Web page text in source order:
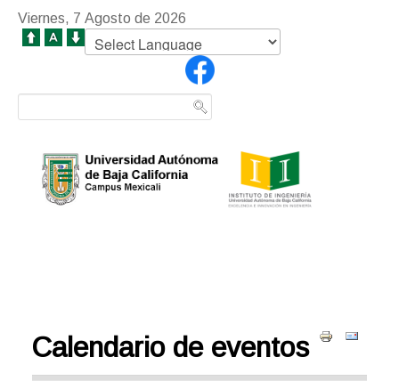
Viernes, 7 Agosto de 2026
Calendario de eventos